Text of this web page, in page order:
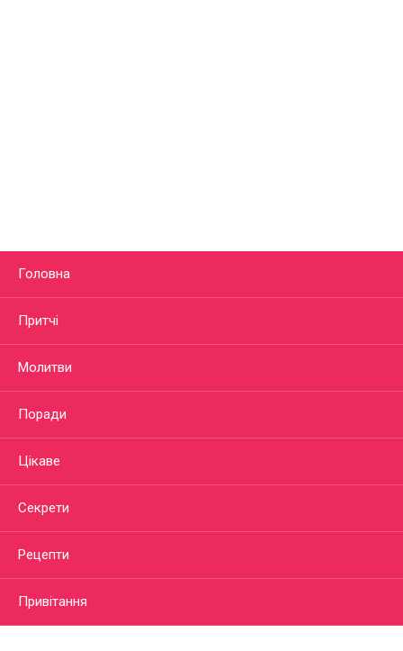
Головна
Притчі
Молитви
Поради
Цікаве
Секрети
Рецепти
Привітання